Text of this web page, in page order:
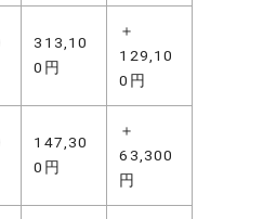
313,10
0円
＋
129,10
0円
147,30
0円
＋
63,300
円